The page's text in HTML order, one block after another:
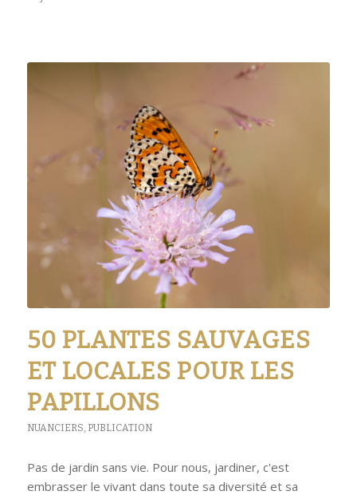
50 PLANTES SAUVAGES
ET LOCALES POUR LES
PAPILLONS
NUANCIERS, PUBLICATION
Pas de jardin sans vie. Pour nous, jardiner, c'est
embrasser le vivant dans toute sa diversité et sa